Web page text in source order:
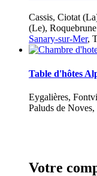
Cassis, Ciotat
(Le),
Sanary-sur-Mer,
Table d'hôtes
Eygalières,
Paluds de
Votre